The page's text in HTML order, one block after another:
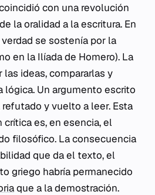
con una revolución
la oralidad a la escritura. En
se sostenía por la
en la Ilíadade Homero). La
ideas, compararlas y
lógica. Un argumento escrito
y vuelto a leer. Esta
es, en esencia, el
filosófico. La consecuencia
que da el texto, el
griego habría permanecido
que a la demostración.